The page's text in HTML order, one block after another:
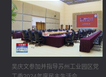
吴庆文参加并指导苏州工业园区党